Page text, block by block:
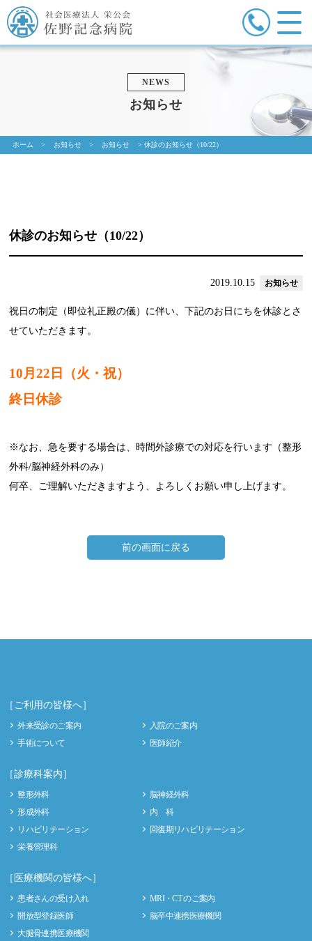
NEWS
お知らせ
ホーム > お知らせ > お知らせ > 休診のお知らせ（10/22）
休診のお知らせ（10/22）
2019.10.15 お知らせ
祝日の制定（即位礼正殿の儀）に伴い、下記のお日にちを休診とさ
せていただきます。
10月22日（火・祝）
終日休診
※なお、急を要する場合は、時間外診療での対応を行います（整形
外科/脳神経外科のみ）
何卒、ご理解いただきますよう、よろしくお願い申し上げます。
前の画面に戻る
［ご利用の皆様へ］
外来受診のご案内
入院のご案内
手術について
医師紹介
［診療科案内］
整形外科
脳神経外科
形成外科
内 科
リハビリテーション
回復期リハビリテーション
栄養管理科
［医療機関の皆様へ］
患者さんの受け入れ
MRI・CT のご案内
開放型登録医師
脳卒中連携医療機関
大腿骨連携医療機関